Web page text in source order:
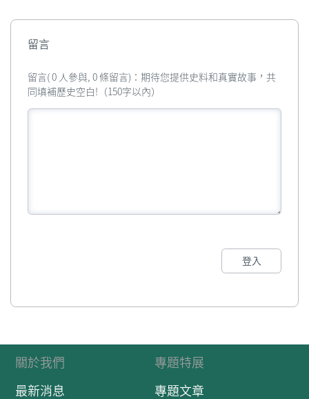
留言
留言( 0 人參與, 0 條留言)：期待您提供史料和真實故事，共
同填補歷史空白!（150字以內）
登入
關於我們
最新消息
專題特展
專題文章